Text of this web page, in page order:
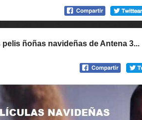
pelis ñoñas navideñas de Antena 3...